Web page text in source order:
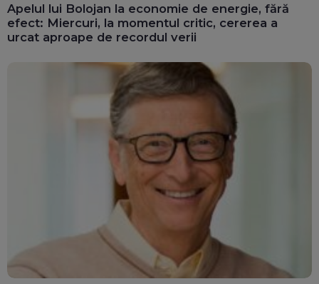
Apelul lui Bolojan la economie de energie, fără
efect: Miercuri, la momentul critic, cererea a
urcat aproape de recordul verii